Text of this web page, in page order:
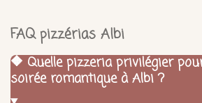
FAQ pizzérias Albi
🔶 Quelle pizzeria privilégier
soirée romantique à Albi ?